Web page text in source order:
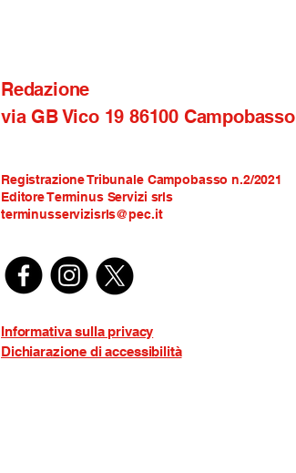
Redazione
via GB Vico 19 86100 Campobasso
Registrazione Tribunale Campobasso n.2/2021
Editore Terminus Servizi srls
terminusservizisrls@pec.it
Informativa sulla privacy
Dichiarazione di accessibilità